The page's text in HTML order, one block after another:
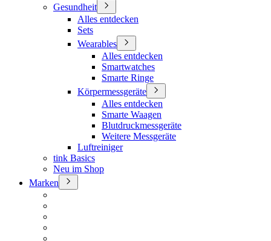
Gesundheit
Alles entdecken
Sets
Wearables
Alles entdecken
Smartwatches
Smarte Ringe
Körpermessgeräte
Alles entdecken
Smarte Waagen
Blutdruckmessgeräte
Weitere Messgeräte
Luftreiniger
tink Basics
Neu im Shop
Marken